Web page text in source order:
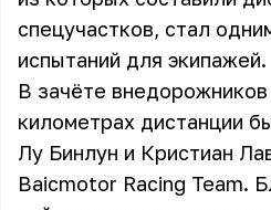
спецучастков, стал
испытаний для экипажей.
В зачёте
километрах дистанции
Лу Бинлун и Кристиан
Baicmotor Racing Team.